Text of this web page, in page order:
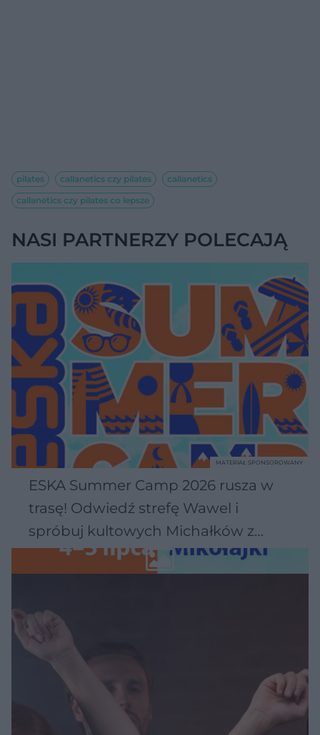
pilates callanetics czy pilates
callanetics
callanetics czy pilates co lepsze
NASI PARTNERZY POLECAJĄ
ESKA Summer Camp 2026 rusza w
trasę! Odwiedź strefę Wawel i
spróbuj kultowych Michałków z
Wawelu
MATERIAŁ SPONSOROWANY